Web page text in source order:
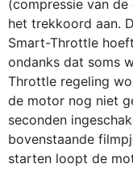
(compressie van
het trekkoord aan.
Smart-Throttle
ondanks dat soms
Throttle regeling
de motor nog niet
seconden
bovenstaande
starten loopt de